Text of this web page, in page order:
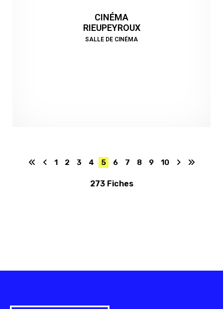
CINÉMA
RIEUPEYROUX
SALLE DE CINÉMA
1 2 3 4 5 6 7 8 9 10
273 Fiches